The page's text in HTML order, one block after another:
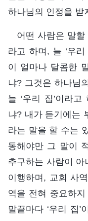
하나님의 인정을 받
어떤 사람은 말할
라고 하며, 늘 ‘우
이 얼마나 달콤한
냐? 그것은 하나님
늘 ‘우리 집’이라
냐? 내가 듣기에는
라는 말을 할 수는
동해야만 그 말이
추구하는 사람이
이행하며, 교회 사
역을 전혀 중요하
말끝마다 ‘우리 집